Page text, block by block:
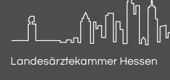
Landesärztekammer Hessen